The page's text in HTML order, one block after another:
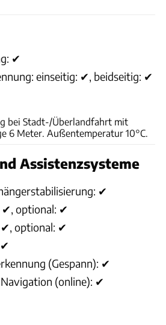
✔
einseitig: ✔, beidseitig: ✔
bei Stadt-/Überlandfahrt mit
6 Meter. Außentemperatur 10°C.
Assistenzsysteme
✔
✔, optional: ✔
✔, optional: ✔
(Gespann): ✔
(online): ✔